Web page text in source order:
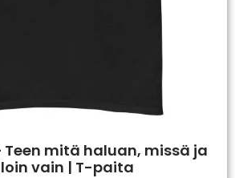
Teen mitä haluan, missä ja
vain | T-paita